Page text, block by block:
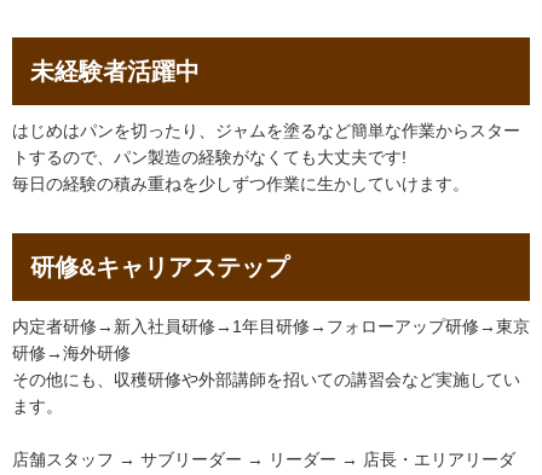
未経験者活躍中
はじめはパンを切ったり、ジャムを塗るなど簡単な作業からスター
トするので、パン製造の経験がなくても大丈夫です!
毎日の経験の積み重ねを少しずつ作業に生かしていけます。
研修&キャリアステップ
内定者研修→新入社員研修→1年目研修→フォローアップ研修→東京
研修→海外研修
その他にも、収穫研修や外部講師を招いての講習会など実施してい
ます。
店舗スタッフ → サブリーダー → リーダー → 店長・エリアリーダ